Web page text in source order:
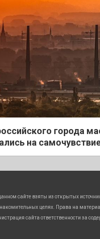
города
на
сайте взяты из открытых
целях. Права на
сайта ответственности за